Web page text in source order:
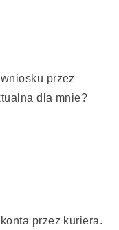
przez
dla mnie?
przez kuriera.